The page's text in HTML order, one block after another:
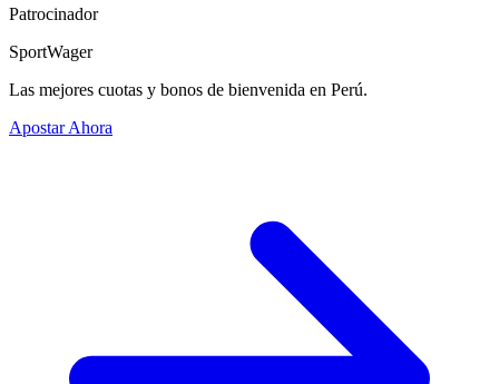
Patrocinador
SportWager
Las mejores cuotas y bonos de bienvenida en Perú.
Apostar Ahora